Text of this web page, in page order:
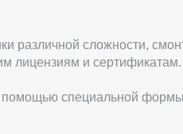
различной сложности,
лицензиям и сертификатам.
помощью специальной